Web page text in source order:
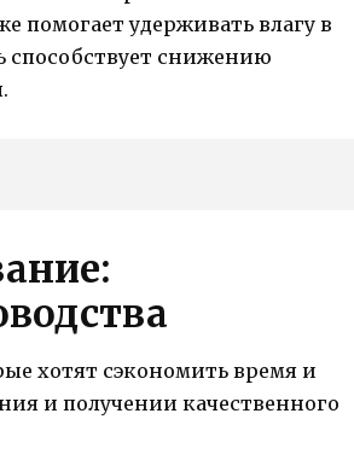
помогает удерживать влагу в
способствует снижению
хотят сэкономить время и
и получении качественного